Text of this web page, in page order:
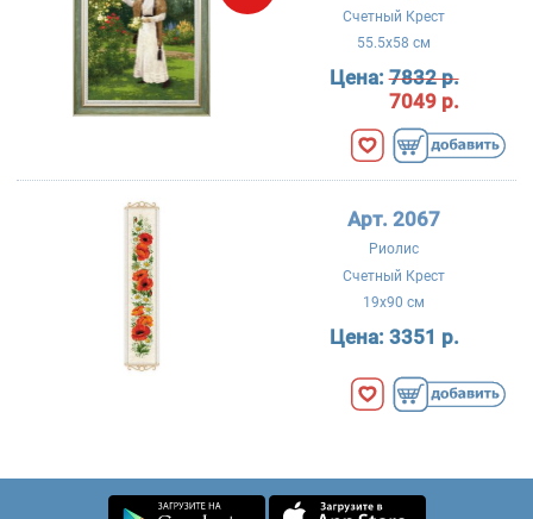
Счетный Крест
55.5x58 см
Цена:7832 р.
7049 р.
Арт. 2067
Риолис
Счетный Крест
19x90 см
Цена: 3351 р.